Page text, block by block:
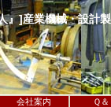
』]産業機械・設計
会社案内 Ｑ